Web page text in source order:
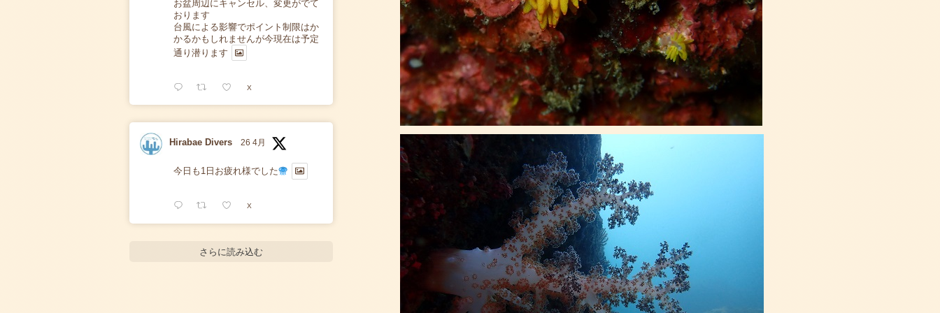
お盆周辺にキャンセル、変更がでて
おります
台風による影響でポイント制限はか
かるかもしれませんが今現在は予定
通り潜ります
X
Hirabae Divers 26 4月
今日も1日お疲れ様でした
X
さらに読み込む